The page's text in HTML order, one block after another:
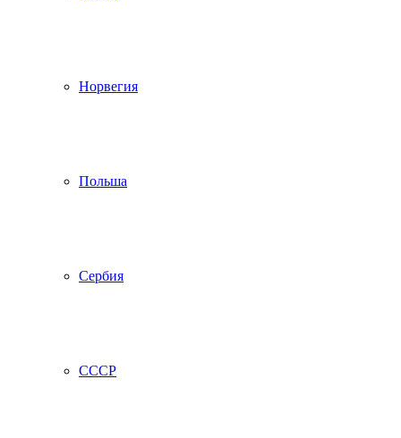
Норвегия
Польша
Сербия
СССР